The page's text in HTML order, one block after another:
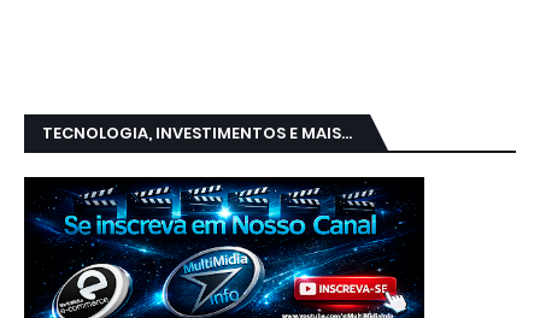
TECNOLOGIA, INVESTIMENTOS E MAIS...